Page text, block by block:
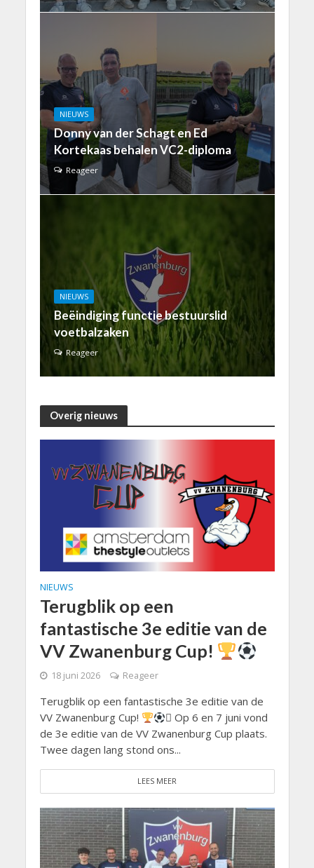
NIEUWS
Donny van der Schagt en Ed
Kortekaas behalen VC2-diploma
Reageer
NIEUWS
Beëindiging functie bestuurslid
voetbalzaken
Reageer
Overig nieuws
NIEUWS
Terugblik op een
fantastische 3e editie van de
VV Zwanenburg Cup!
18 juni 2026 Reageer
Terugblik op een fantastische 3e editie van de
VV Zwanenburg Cup!
 Op 6 en 7 juni vond
de 3e editie van de VV Zwanenburg Cup plaats.
Twee dagen lang stond ons...
LEES MEER